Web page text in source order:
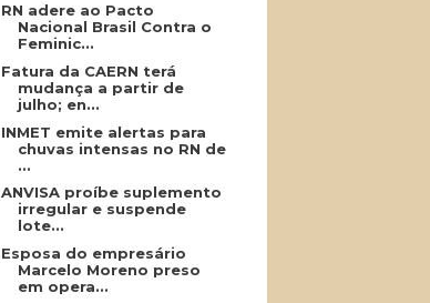
RN adere ao Pacto
Nacional Brasil Contra o
Feminic...
Fatura da CAERN terá
mudança a partir de
julho; en...
INMET emite alertas para
chuvas intensas no RN de
...
ANVISA proíbe suplemento
irregular e suspende
lote...
Esposa do empresário
Marcelo Moreno preso
em opera...